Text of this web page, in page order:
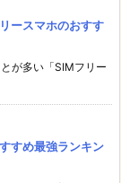
ースマホのおすす
が多い「SIMフリー
すめ最強ランキン